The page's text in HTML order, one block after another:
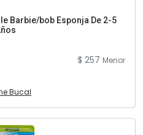
Barbie/bob Esponja De 2-5
$ 257 Menor
Bucal